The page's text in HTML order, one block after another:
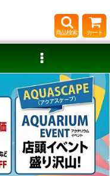
商品検索 カート